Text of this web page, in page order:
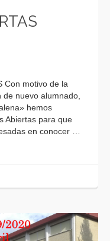
Con motivo de la
nuevo alumnado,
hemos
Abiertas para que
en conocer …